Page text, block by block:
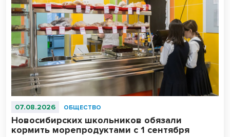
07.08.2026 ОБЩЕСТВО
Новосибирских школьников обязали
кормить морепродуктами с 1 сентября